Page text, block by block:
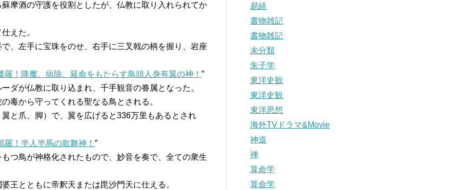
摩酒の守護を役割としたが、仏教に取り入れられてか
えた。
、左手に宝珠をのせ、右手に三叉戟の柄を握り、岩座
羅！降魔、病除、延命をもたらす鳥頭人身有翼の神！ ”
ダが仏教に取り込まれ、千手観音の眷属となった。
毒から守ってくれる聖なる鳥とされる。
と爪、脚）で、翼を広げると336万里もあるとされ
羅！半人半馬の歌舞神！ ”
つ鳥が神格化されたもので、妙音を奏で、全ての衆生
王とともに帝釈天または毘沙門天に仕える。
易経
書物雑記
書物雑記
未分類
朱子学
東洋史観
東洋史観
東洋思想
海外TVドラマ&Movie
神道
禅
算命学
算命学